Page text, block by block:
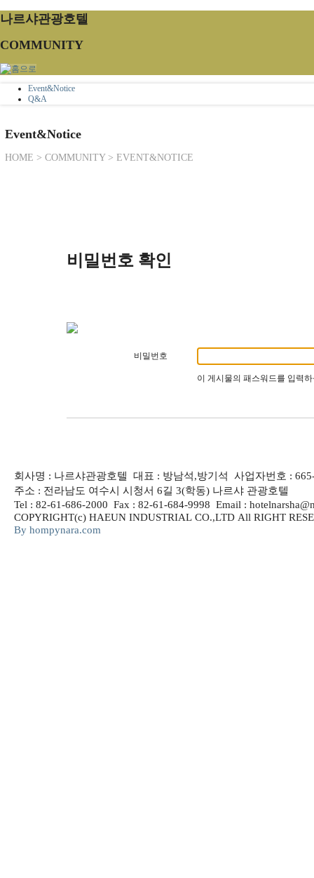
나르샤관광호텔
COMMUNITY
Event&Notice
Q&A
Event&Notice
HOME > COMMUNITY > EVENT&NOTICE
비밀번호 확인
비밀번호
이 게시물의 패스워드를 입력
회사명 : 나르샤관광호텔 대표 : 방남석,방기석 사업자번호 :
주소 : 전라남도 여수시 시청서 6길 3(학동) 나르샤 관광호텔
Tel : 82-61-686-2000 Fax : 82-61-684-9998 Email :
COPYRIGHT(c) HAEUN INDUSTRIAL CO.,LTD All RIGHT
By hompynara.com